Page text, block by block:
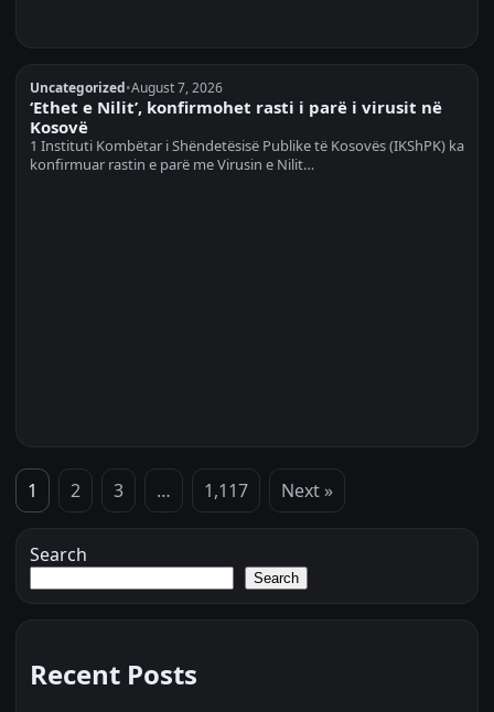
Uncategorized•August 7, 2026
‘Ethet e Nilit’, konfirmohet rasti i parë i virusit në
Kosovë
1 Instituti Kombëtar i Shëndetësisë Publike të Kosovës (IKShPK) ka
konfirmuar rastin e parë me Virusin e Nilit…
1 2 3 … 1,117 Next »
Search
Search
Recent Posts